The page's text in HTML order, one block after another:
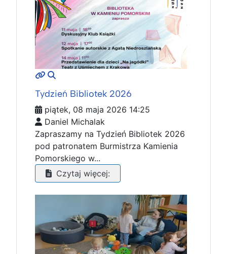
MOD_JTCS_VIEW_ARTICLE_LINK
Tydzień Bibliotek 2026
piątek, 08 maja 2026 14:25
Daniel Michalak
Zapraszamy na Tydzień Bibliotek 2026
pod patronatem Burmistrza Kamienia
Pomorskiego w...
Czytaj więcej: